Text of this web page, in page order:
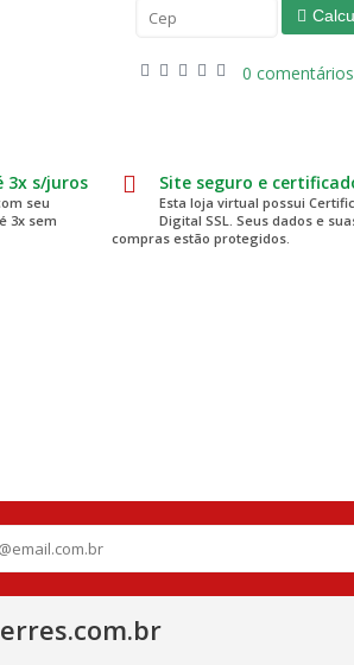
0 comentários
3x s/juros
seu
3x sem
Site seguro e
Esta loja virtual possui
Digital SSL. Seus dados e
compras estão protegidos.